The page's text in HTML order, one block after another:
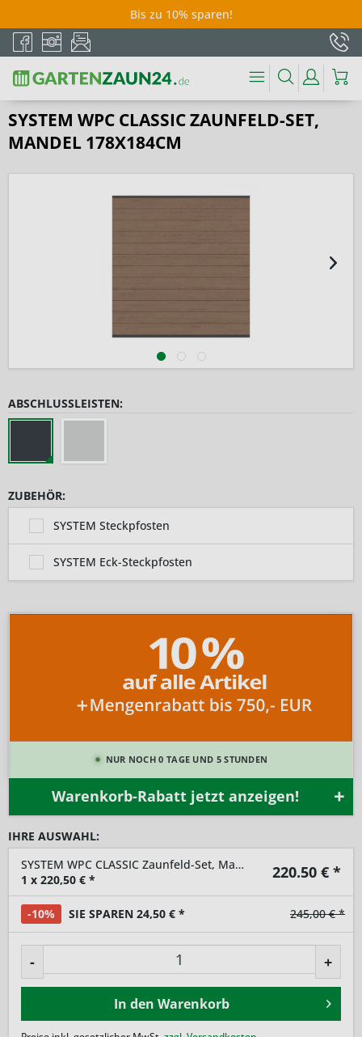
Bis zu 10% sparen!
SYSTEM WPC CLASSIC ZAUNFELD-SET,
MANDEL 178X184CM
ABSCHLUSSLEISTEN:
ZUBEHÖR:
SYSTEM Steckpfosten
SYSTEM Eck-Steckpfosten
NUR NOCH 0 TAGE UND 5 STUNDEN
Warenkorb-Rabatt jetzt anzeigen!
IHRE AUSWAHL:
SYSTEM WPC CLASSIC Zaunfeld-Set, Mandel 178x184cm
1 x 220,50 € * 220.50 € *
-10% SIE SPAREN 24,50 € * 245,00 € *
- +
In den Warenkorb